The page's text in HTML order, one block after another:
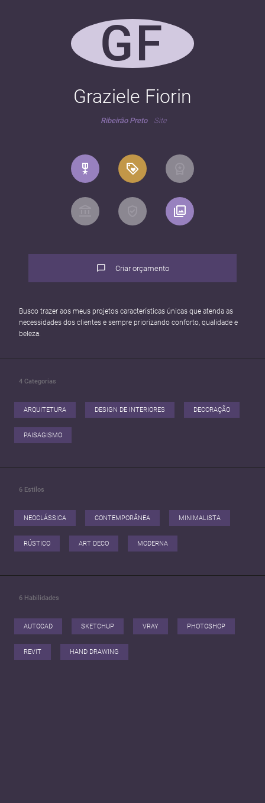
GF
Graziele Fiorin
Ribeirão Preto Site
Criar orçamento
Busco trazer aos meus projetos características únicas que atenda as
necessidades dos clientes e sempre priorizando conforto, qualidade e
beleza.
4 Categorias
ARQUITETURA DESIGN DE INTERIORES DECORAÇÃO
PAISAGISMO
6 Estilos
NEOCLÁSSICA CONTEMPORÂNEA MINIMALISTA
RÚSTICO ART DECO MODERNA
6 Habilidades
AUTOCAD SKETCHUP VRAY PHOTOSHOP
REVIT HAND DRAWING